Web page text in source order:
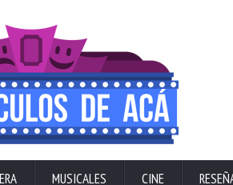
MUSICALES CINE